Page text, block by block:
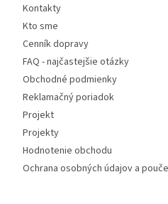
Kontakty
Kto sme
Cenník dopravy
FAQ - najčastejšie otázky
Obchodné podmienky
Reklamačný poriadok
Projekt
Projekty
Hodnotenie obchodu
Ochrana osobných údajov a